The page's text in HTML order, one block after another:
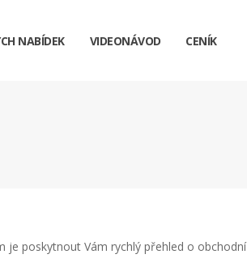
NABÍDEK VIDEONÁVOD CENÍK
je poskytnout Vám rychlý přehled o obchodní